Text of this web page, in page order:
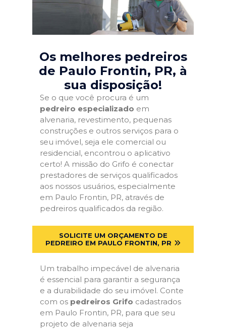
Os melhores pedreiros
de Paulo Frontin, PR, à
sua disposição!
Se o que você procura é um
pedreiro especializado em
alvenaria, revestimento, pequenas
construções e outros serviços para o
seu imóvel, seja ele comercial ou
residencial, encontrou o aplicativo
certo! A missão do Grifo é conectar
prestadores de serviços qualificados
aos nossos usuários, especialmente
em Paulo Frontin, PR, através de
pedreiros qualificados da região.
SOLICITE UM ORÇAMENTO DE
PEDREIRO EM PAULO FRONTIN, PR
Um trabalho impecável de alvenaria
é essencial para garantir a segurança
e a durabilidade do seu imóvel. Conte
com os pedreiros Grifo cadastrados
em Paulo Frontin, PR, para que seu
projeto de alvenaria seja